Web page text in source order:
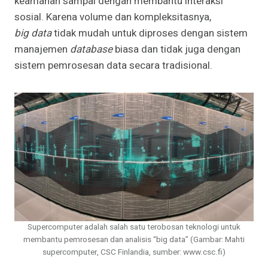
sosial. Karena volume dan kompleksitasnya,
big datatidak mudah untuk diproses dengan sistem
manajemen databasebiasa dan tidak juga dengan
sistem pemrosesan data secara tradisional.
Supercomputer adalah salah satu terobosan teknologi untuk
membantu pemrosesan dan analisis “big data” (Gambar: Mahti
supercomputer, CSC Finlandia, sumber: www.csc.fi)